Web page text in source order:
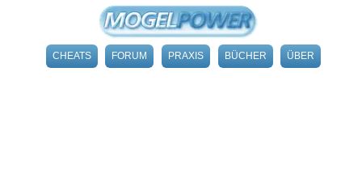
CHEATS FORUM PRAXIS BÜCHER ÜBER